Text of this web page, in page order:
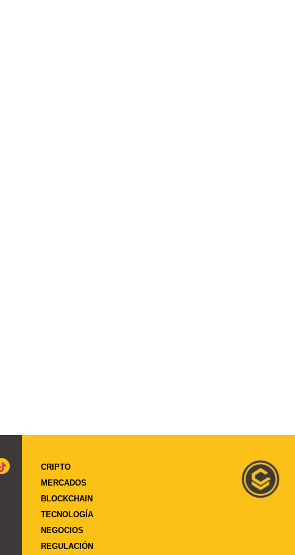
CRIPTO
MERCADOS
BLOCKCHAIN
TECNOLOGÍA
NEGOCIOS
REGULACIÓN